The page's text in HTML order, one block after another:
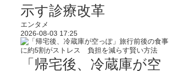
示す診療改革
エンタメ
2026-08-03 17:25
「帰宅後、冷蔵庫が空